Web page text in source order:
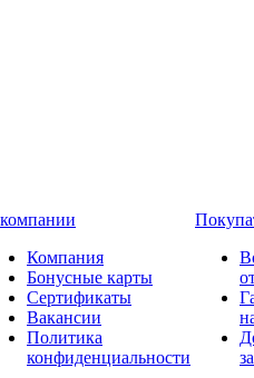
Компания
Бонусные карты
Сертификаты
Вакансии
Политика
конфиденциальности